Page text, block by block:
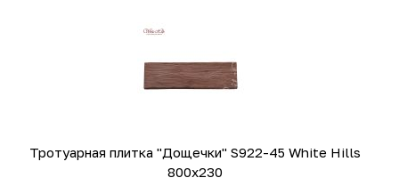
Тротуарная плитка "Дощечки" S922-45 White Hills
800х230